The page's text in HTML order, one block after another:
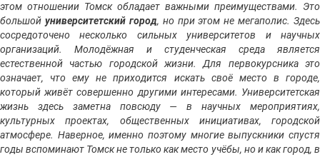
этом отношении Томск обладает важными преимуществами. Это
большой университетский город, но при этом не мегаполис. Здесь
сосредоточено несколько сильных университетов и научных
организаций. Молодёжная и студенческая среда является
естественной частью городской жизни. Для первокурсника это
означает, что ему не приходится искать своё место в городе,
который живёт совершенно другими интересами. Университетская
жизнь здесь заметна повсюду — в научных мероприятиях,
культурных проектах, общественных инициативах, городской
атмосфере. Наверное, именно поэтому многие выпускники спустя
годы вспоминают Томск не только как место учёбы, но и как город, в